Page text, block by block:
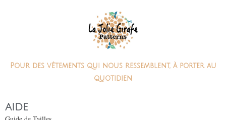
Pour des vêtements qui nous ressemblent, à porter au
quotidien
AIDE